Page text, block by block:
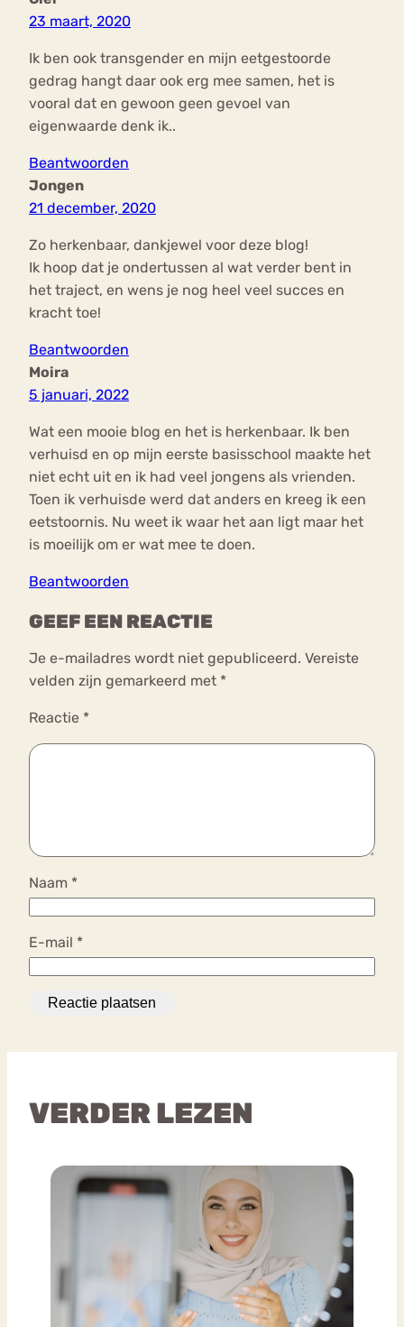
23 maart, 2020
Ik ben ook transgender en mijn eetgestoorde
gedrag hangt daar ook erg mee samen, het is
vooral dat en gewoon geen gevoel van
eigenwaarde denk ik..
Beantwoorden
Jongen
21 december, 2020
Zo herkenbaar, dankjewel voor deze blog!
Ik hoop dat je ondertussen al wat verder bent in
het traject, en wens je nog heel veel succes en
kracht toe!
Beantwoorden
Moira
5 januari, 2022
Wat een mooie blog en het is herkenbaar. Ik ben
verhuisd en op mijn eerste basisschool maakte het
niet echt uit en ik had veel jongens als vrienden.
Toen ik verhuisde werd dat anders en kreeg ik een
eetstoornis. Nu weet ik waar het aan ligt maar het
is moeilijk om er wat mee te doen.
Beantwoorden
GEEF EEN REACTIE
Je e-mailadres wordt niet gepubliceerd. Vereiste
velden zijn gemarkeerd met *
Reactie *
Naam *
E-mail *
VERDER LEZEN